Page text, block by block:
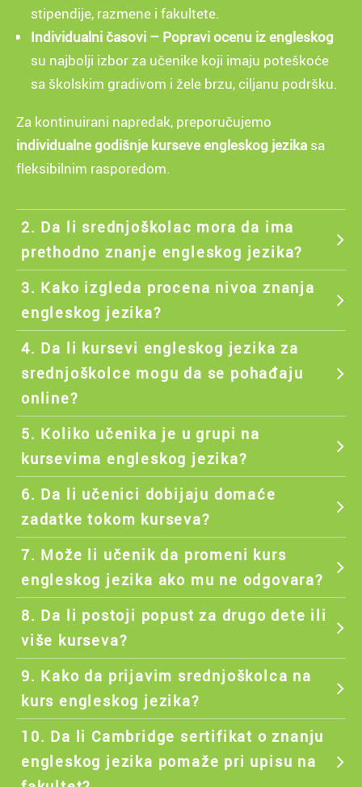
stipendije, razmene i fakultete.
Individualni časovi – Popravi ocenu iz engleskog
su najbolji izbor za učenike koji imaju poteškoće
sa školskim gradivom i žele brzu, ciljanu podršku.
Za kontinuirani napredak, preporučujemo
individualne godišnje kurseve engleskog jezika sa
fleksibilnim rasporedom.
2. Da li srednjoškolac mora da ima
prethodno znanje engleskog jezika?
3. Kako izgleda procena nivoa znanja
engleskog jezika?
4. Da li kursevi engleskog jezika za
srednjoškolce mogu da se pohađaju
online?
5. Koliko učenika je u grupi na
kursevima engleskog jezika?
6. Da li učenici dobijaju domaće
zadatke tokom kurseva?
7. Može li učenik da promeni kurs
engleskog jezika ako mu ne odgovara?
8. Da li postoji popust za drugo dete ili
više kurseva?
9. Kako da prijavim srednjoškolca na
kurs engleskog jezika?
10. Da li Cambridge sertifikat o znanju
engleskog jezika pomaže pri upisu na